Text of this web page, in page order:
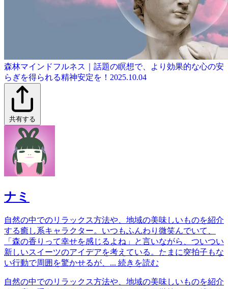
森林マインドフルネス｜話題の瞑想で、より効果的な心の安
らぎを得られる精神安定を！ 2025.10.04
共有する
ナミ
自然の中でのリラックス方法や、地域の美味しいものを紹介
する癒し系キャラクター。いつもふんわり微笑んでいて、
「森の香りって幸せを感じるよね」と言いながら、ついつい
新しいスイーツのアイデアを考えている。たまに突拍子もな
い行動で周囲を驚かせるが、... 続きを読む
自然の中でのリラックス方法や、地域の美味しいものを紹介